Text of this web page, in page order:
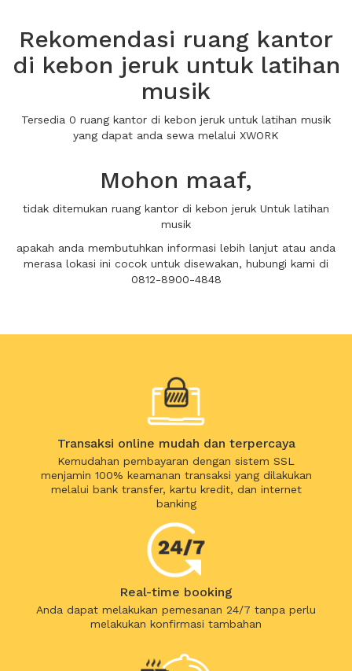
Rekomendasi ruang kantor
di kebon jeruk untuk latihan
musik
Tersedia 0 ruang kantor di kebon jeruk untuk latihan musik
yang dapat anda sewa melalui XWORK
Mohon maaf,
tidak ditemukan ruang kantor di kebon jeruk Untuk latihan
musik
apakah anda membutuhkan informasi lebih lanjut atau anda
merasa lokasi ini cocok untuk disewakan, hubungi kami di
0812-8900-4848
Transaksi online mudah dan terpercaya
Kemudahan pembayaran dengan sistem SSL
menjamin 100% keamanan transaksi yang dilakukan
melalui bank transfer, kartu kredit, dan internet
banking
Real-time booking
Anda dapat melakukan pemesanan 24/7 tanpa perlu
melakukan konfirmasi tambahan